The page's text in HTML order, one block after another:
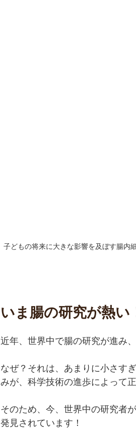
子どもの将来に大きな影響を及ぼす腸内
いま腸の研究が熱い
近年、世界中で腸の研究が進み
なぜ？それは、あまりに小さす
みが、科学技術の進歩によって
そのため、今、世界中の研究者
発見されています！